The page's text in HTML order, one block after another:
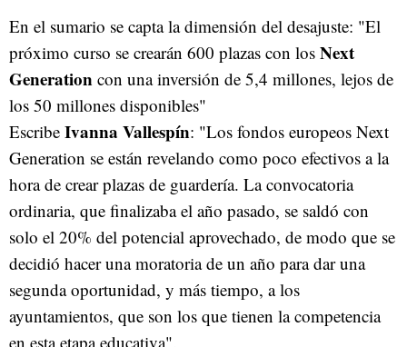
En el sumario se capta la dimensión del desajuste: "El
próximo curso se crearán 600 plazas con los Next
Generation con una inversión de 5,4 millones, lejos de
los 50 millones disponibles"
Escribe Ivanna Vallespín: "Los fondos europeos Next
Generation se están revelando como poco efectivos a la
hora de crear plazas de guardería. La convocatoria
ordinaria, que finalizaba el año pasado, se saldó con
solo el 20% del potencial aprovechado, de modo que se
decidió hacer una moratoria de un año para dar una
segunda oportunidad, y más tiempo, a los
ayuntamientos, que son los que tienen la competencia
en esta etapa educativa".